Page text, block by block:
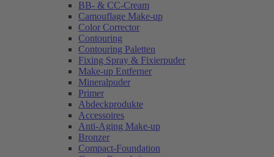
BB- & CC-Cream
Camouflage Make-up
Color Corrector
Contouring
Contouring Paletten
Fixing Spray & Fixierpuder
Make-up Entferner
Mineralpuder
Primer
Abdeckprodukte
Accessoires
Anti-Aging Make-up
Bronzer
Compact-Foundation